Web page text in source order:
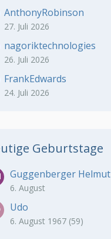
AnthonyRobinson
27. Juli 2026
nagoriktechnologies
26. Juli 2026
FrankEdwards
24. Juli 2026
Geburtstage
Guggenberger Helmut
6. August
Udo
6. August 1967 (59)